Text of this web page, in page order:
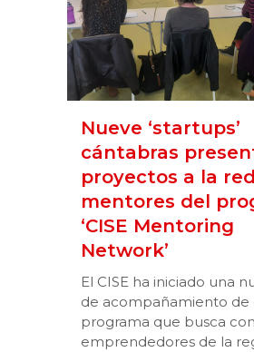
Nueve ‘startups’
cántabras
proyectos a la
mentores del
‘CISE Mentoring
Network’
El CISE ha iniciado una
de acompañamiento de
programa que busca
emprendedores de la